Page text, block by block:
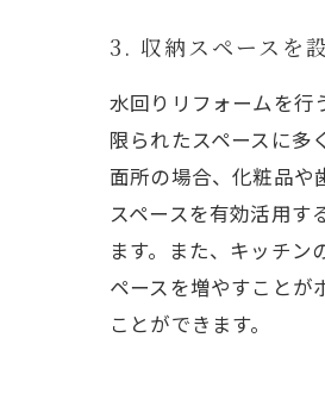
3. 収納スペースを
水回りリフォームを行
限られたスペースに多
面所の場合、化粧品や
スペースを有効活用す
ます。また、キッチ
ペースを増やすことが
ことができます。